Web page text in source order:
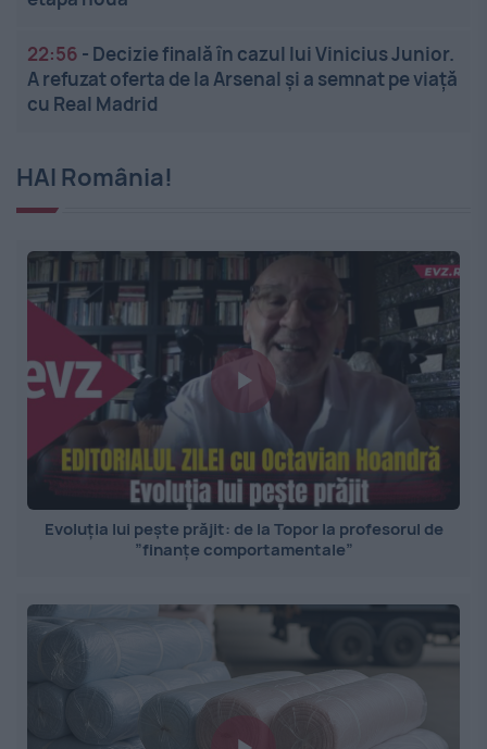
22:56 - Decizie finală în cazul lui Vinicius Junior.
A refuzat oferta de la Arsenal și a semnat pe viață
cu Real Madrid
HAI România!
Evoluția lui pește prăjit: de la Topor la profesorul de
”finanțe comportamentale”